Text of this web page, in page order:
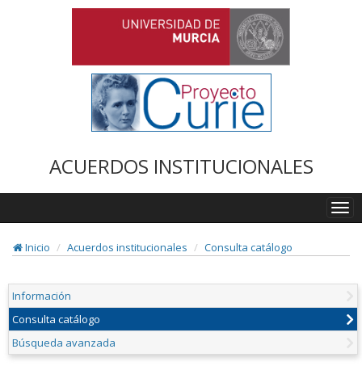
ACUERDOS INSTITUCIONALES
Inicio
Acuerdos institucionales Consulta catálogo
Información
Consulta catálogo
Búsqueda avanzada